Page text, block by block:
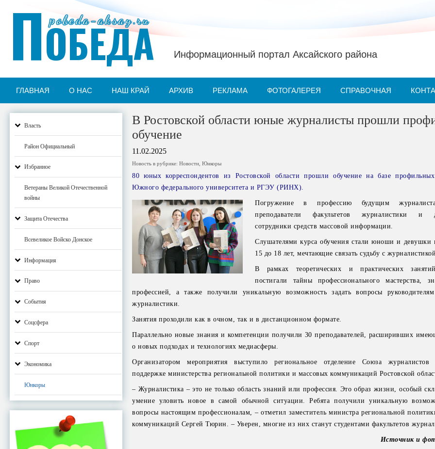
pobeda-aksay.ru
ПОБЕДА Информационный портал Аксайского района
ГЛАВНАЯ О НАС НАШ КРАЙ АРХИВ РЕКЛАМА ФОТОГАЛЕРЕЯ СПРАВОЧНАЯ
Власть
Район Официальный
Избранное
Ветераны Великой Отечественной
войны
Защита Отечества
Всевеликое Войско Донское
Информация
Право
События
Соцсфера
Спорт
Экономика
Юнкоры
В Ростовской области юные журналисты прошли
обучение
11.02.2025
Новость в рубрике:Новости ,Юнкоры
80 юных корреспондентов из Ростовской области прошли обучение на базе профильных
Южного федерального университета и РГЭУ (РИНХ).
Погружение в профессию будущим
преподаватели факультетов журналистики и
сотрудники средств массовой информации.
Слушателями курса обучения стали юноши и девушки
15 до 18 лет, мечтающие связать судьбу с
В рамках теоретических и практических
постигали тайны профессионального мастерства,
профессией, а также получили уникальную возможность задать вопросы руководителям
журналистики.
Занятия проходили как в очном, так и в дистанционном формате.
Параллельно новые знания и компетенции получили 30 преподавателей, расширивших
о новых подходах и технологиях медиасферы.
Организатором мероприятия выступило региональное отделение Союза
поддержке министерства региональной политики и массовых коммуникаций Ростовской
– Журналистика – это не только область знаний или профессия. Это образ жизни, особый
умение уловить новое в самой обычной ситуации. Ребята получили уникальную
вопросы настоящим профессионалам, – отметил заместитель министра региональной
коммуникаций Сергей Тюрин. – Уверен, многие из них станут студентами факультетов
Источник и